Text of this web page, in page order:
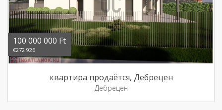
100 000 000 Ft
€272 926
квартира продаётся, Дебрецен
Дебрецен